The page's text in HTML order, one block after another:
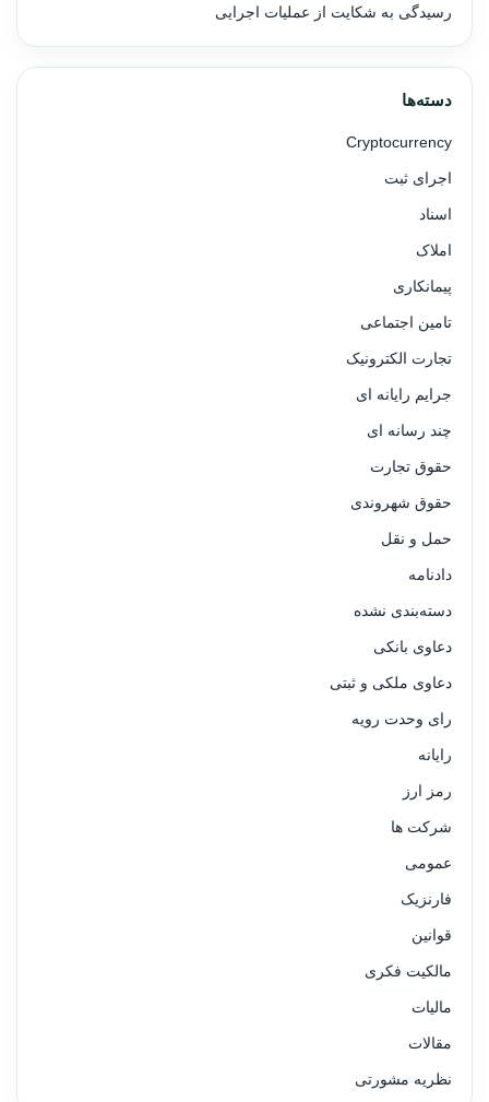
رسیدگی به شکایت از عملیات اجرایی
دسته‌ها
Cryptocurrency
اجرای ثبت
اسناد
املاک
پیمانکاری
تامین اجتماعی
تجارت الکترونیک
جرایم رایانه ای
چند رسانه ای
حقوق تجارت
حقوق شهروندی
حمل و نقل
دادنامه
دسته‌بندی نشده
دعاوی بانکی
دعاوی ملکی و ثبتی
رای وحدت رویه
رایانه
رمز ارز
شرکت ها
عمومی
فارنزیک
قوانین
مالکیت فکری
مالیات
مقالات
نظریه مشورتی